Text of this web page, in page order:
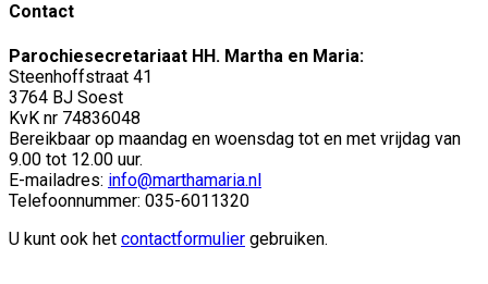
Contact
Parochiesecretariaat HH. Martha en Maria:
Steenhoffstraat 41
3764 BJ Soest
KvK nr 74836048
Bereikbaar op maandag en woensdag tot en met vrijdag van
9.00 tot 12.00 uur.
E-mailadres: info@marthamaria.nl
Telefoonnummer: 035-6011320
U kunt ook het contactformulier gebruiken.